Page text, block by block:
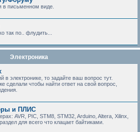
в письменном виде.
так по.. флудить...
Электроника
в электронике, то задайте ваш вопрос тут.
сделали чтобы найти ответ на свой вопрос,
и ПЛИС
AVR, PIC, STM8, STM32, Arduino, Altera, Xilinx,
для всего что клацает байтиками.